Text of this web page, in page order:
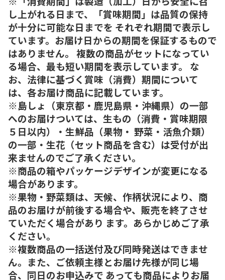
し上がれる日まで、「賞味期間」は品質の保持
が十分に可能な日までを それぞれ期間で表示し
ています。お届け日からの期間を保証するもので
はありません。 複数の商品がセットになってい
る場合、最も短い期間を表示しています。 な
お、法律に基づく賞味（消費）期間について
は、各お届け商品に記載しています。
※島しょ（東京都・鹿児島県・沖縄県）の一部
へのお届けついては、生もの（消費・賞味期限
５日以内）・生鮮品（果物・ 野菜・活魚介類）
の一部・生花（セット商品を含む）は受付が出
来ませんのでご了承ください。
※商品の箱やパッケージデザインが変更になる
場合があります。
※果物・野菜類は、天候、作柄状況により、商
品のお届けが前後する場合や、販売を終了させ
ていただく場合があり ます。あらかじめご了承
ください。
※複数商品の一括送付及び同時発送はできませ
ん。また、ご依頼主様とお届け先様が同じ場
合、同日のお申込みで あっても商品によりお届